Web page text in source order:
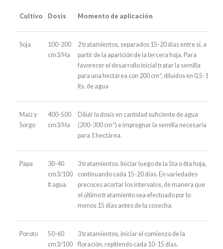
Cultivo Dosis Momento de aplicación
Soja
100-200
cm3/Ha
2 tratamientos, separados 15-20 días entre sí, a
partir de la aparición de la tercera hoja. Para
favorecer el desarrollo inicial tratar la semilla
para una hectárea con 200 cm², diluidos en 0,5-1
lts. de agua
Maíz y
Sorgo
400-500
cm3/Ha
Diluir la dosis en cantidad suficiente de agua
(200-300 cm³) e impregnar la semilla necesaria
para 1 hectárea.
Papa
30-40
cm3/100
lt agua
3 tratamientos. Iniciar luego de la 5ta o 6ta hoja,
continuando cada 15-20 días. En variedades
precoces acortar los intervalos, de manera que
el último tratamiento sea efectuado por lo
menos 15 días antes de la cosecha.
Poroto
50-60
cm3/100
3 tratamientos, iniciar el comienzo de la
floración, repitiendo cada 10-15 días.